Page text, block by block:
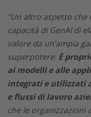
“Un altro aspetto
capacità di GenAI di
valore da un’ampia
superpotere. È
ai modelli e alle
integrati e utilizzati
e flussi di lavoro
che le organizzazioni